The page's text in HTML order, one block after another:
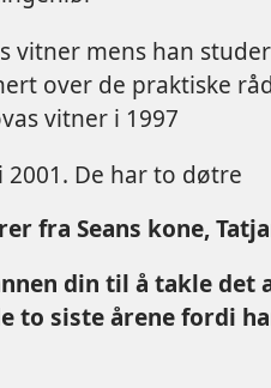
vitner mens han
over de praktiske
vitner i 1997
2001. De har to døtre
fra Seans kone,
din til å takle
to siste årene fordi